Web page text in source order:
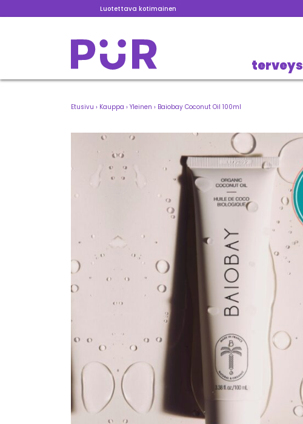
Luotettava kotimainen
terveys
Etusivu › Kauppa › Yleinen › Baiobay Coconut Oil 100ml
Seuraava